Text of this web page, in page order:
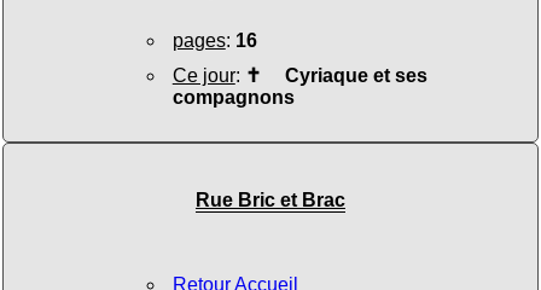
pages: 16
Ce jour: ✝ Cyriaque et ses
compagnons
Rue Bric et Brac
Retour Accueil